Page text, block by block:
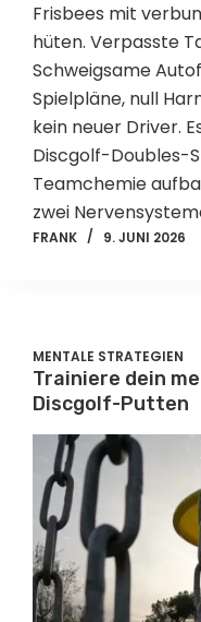
Frisbees mit
hüten. Verpasste
Schweigsame
Spielpläne, null
kein neuer Driver.
Discgolf-Doubles-
Teamchemie
zwei
FRANK 9. JUNI 2026
MENTALE STRATEGIEN
Trainiere dein
Discgolf-Putten